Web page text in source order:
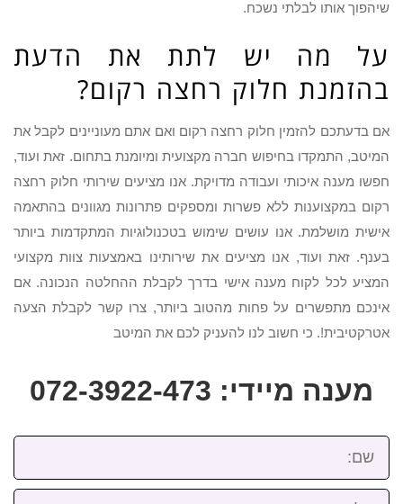
שיהפוך אותו לבלתי נשכח.
על מה יש לתת את הדעת
בהזמנת חלוק רחצה רקום?
אם בדעתכם להזמין חלוק רחצה רקום ואם אתם מעוניינים לקבל את
המיטב, התמקדו בחיפוש חברה מקצועית ומיומנת בתחום. זאת ועוד,
חפשו מענה איכותי ועבודה מדויקת. אנו מציעים שירותי חלוק רחצה
רקום במקצוענות ללא פשרות ומספקים פתרונות מגוונים בהתאמה
אישית מושלמת. אנו עושים שימוש בטכנולוגיות המתקדמות ביותר
בענף. זאת ועוד, אנו מציעים את שירותינו באמצעות צוות מקצועי
המציע לכל לקוח מענה אישי בדרך לקבלת ההחלטה הנכונה. אם
אינכם מתפשרים על פחות מהטוב ביותר, צרו קשר לקבלת הצעה
אטרקטיבית!. כי חשוב לנו להעניק לכם את המיטב
מענה מיידי: 072-3922-473
שם:
טלפון: